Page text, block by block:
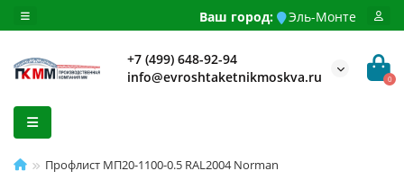
Ваш город: Эль-Монте
+7 (499) 648-92-94
info@evroshtaketnikmoskva.ru
0
Профлист МП20-1100-0.5 RAL2004 Norman